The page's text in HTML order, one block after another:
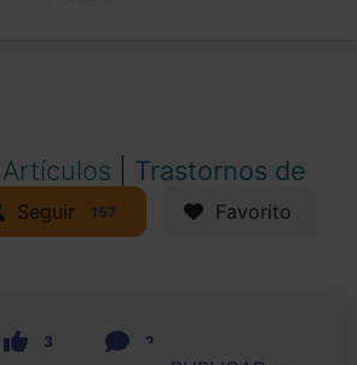
Trastornos de
Seguir 157 Favorito
3 2